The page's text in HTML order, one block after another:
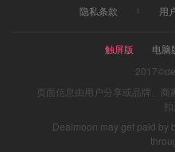
隐私条款
用
触屏版 电脑
页面信息由用户分享或品牌、
Dealmoon may get paid by